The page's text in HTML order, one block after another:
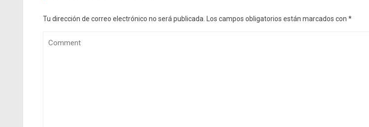
Tu dirección de correo electrónico no será publicada. Los campos obligatorios están marcados con *